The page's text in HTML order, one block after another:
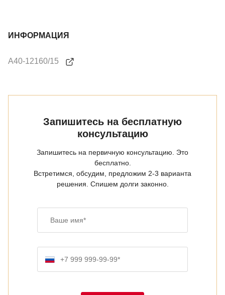
ИНФОРМАЦИЯ
А40-12160/15
Запишитесь на бесплатную
консультацию
Запишитесь на первичную консультацию. Это
бесплатно.
Встретимся, обсудим, предложим 2-3 варианта
решения. Спишем долги законно.